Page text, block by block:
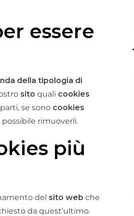
essere
della tipologia di
sito quali cookies
se sono cookies
rimuoverli.
più
del sito web che
da quest’ultimo.